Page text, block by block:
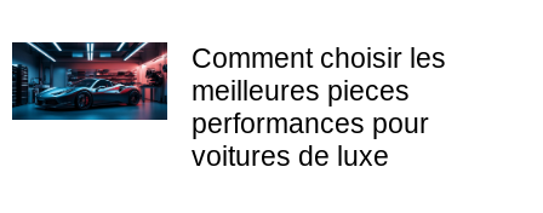
Comment choisir les
meilleures pieces
performances pour
voitures de luxe